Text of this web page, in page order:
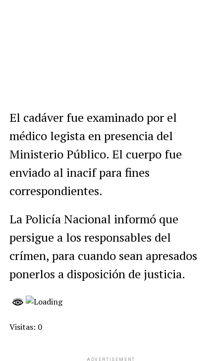
El cadáver fue examinado por el
médico legista en presencia del
Ministerio Público. El cuerpo fue
enviado al inacif para fines
correspondientes.
La Policía Nacional informó que
persigue a los responsables del
crímen, para cuando sean apresados
ponerlos a disposición de justicia.
Visitas: 0
ADVERTISEMENT